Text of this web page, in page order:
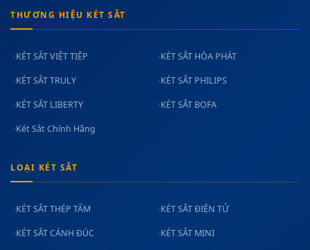
THƯƠNG HIỆU KÉT SẮT
KÉT SẮT VIỆT TIỆP KÉT SẮT HÒA PHÁT
KÉT SẮT TRULY KÉT SẮT PHILIPS
KÉT SẮT LIBERTY KÉT SẮT BOFA
Két Sắt Chính Hãng
LOẠI KÉT SẮT
KÉT SẮT THÉP TẤM KÉT SẮT ĐIỆN TỬ
KÉT SẮT CÁNH ĐÚC KÉT SẮT MINI